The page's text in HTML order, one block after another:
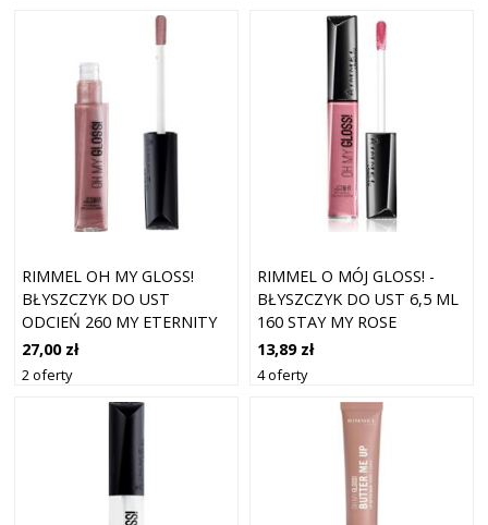
RIMMEL OH MY GLOSS!
BŁYSZCZYK DO UST
ODCIEŃ 260 MY ETERNITY
6.5 ML
27,00 zł
2 oferty
RIMMEL O MÓJ GLOSS! -
BŁYSZCZYK DO UST 6,5 ML
160 STAY MY ROSE
13,89 zł
4 oferty